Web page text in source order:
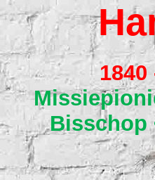
1840
Missiepion
Bisschop
Ansichtkaarten uit de missie
Monument
Crypte